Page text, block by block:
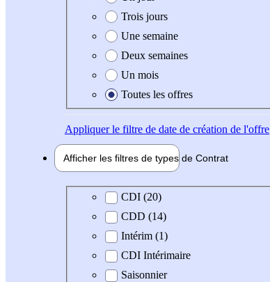
Trois jours
Une semaine
Deux semaines
Un mois
Toutes les offres
Appliquerle filtre de date de création de l'offre
Afficher les filtres de types de Contrat
Type de contratCDI (20)
CDD (14)
Intérim (1)
CDI Intérimaire
Saisonnier